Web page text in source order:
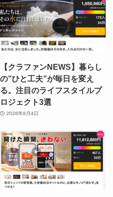
【クラファンNEWS】暮らし
の”ひと工夫”が毎日を変え
る。注目のライフスタイルプ
ロジェクト3選
2026年8月4日